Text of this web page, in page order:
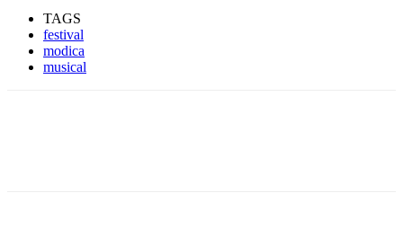
TAGS
festival
modica
musical